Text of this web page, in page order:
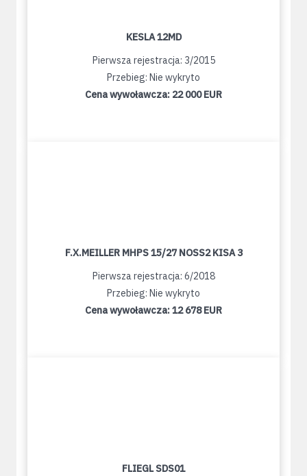
KESLA 12MD
Pierwsza rejestracja: 3/2015
Przebieg: Nie wykryto
Cena wywoławcza: 22 000 EUR
F.X.MEILLER MHPS 15/27 NOSS2 KISA 3
Pierwsza rejestracja: 6/2018
Przebieg: Nie wykryto
Cena wywoławcza:12 678 EUR
FLIEGL SDS01